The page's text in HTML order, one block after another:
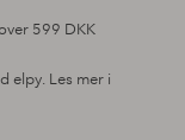
599 DKK
elpy. Les mer i